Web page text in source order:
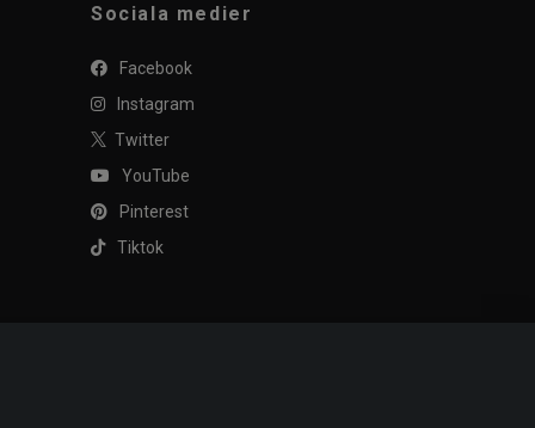
Sociala medier
Facebook
Instagram
Twitter
YouTube
Pinterest
Tiktok